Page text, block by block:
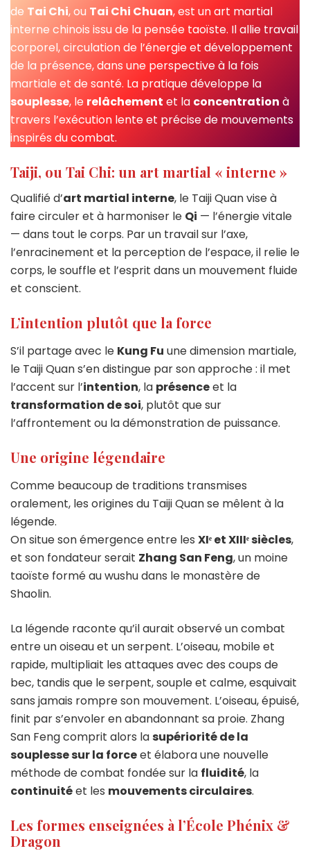
de Tai Chi, ou Tai Chi Chuan, est un art martial
interne chinois issu de la pensée taoïste. Il allie travail
corporel, circulation de l’énergie et développement
de la présence, dans une perspective à la fois
martiale et de santé. La pratique développe la
souplesse, le relâchement et la concentration à
travers l’exécution lente et précise de mouvements
inspirés du combat.
Taiji, ou Tai Chi: un art martial « interne »
Qualifié d’art martial interne, le Taiji Quan vise à
faire circuler et à harmoniser le Qi — l’énergie vitale
— dans tout le corps. Par un travail sur l’axe,
l’enracinement et la perception de l’espace, il relie le
corps, le souffle et l’esprit dans un mouvement fluide
et conscient.
L’intention plutôt que la force
S’il partage avec le Kung Fu une dimension martiale,
le Taiji Quan s’en distingue par son approche : il met
l’accent sur l’intention, la présenceet la
transformation de soi, plutôt que sur
l’affrontement ou la démonstration de puissance.
Une origine légendaire
Comme beaucoup de traditions transmises
oralement, les origines du Taiji Quan se mêlent à la
légende.
On situe son émergence entre les XIᵉ et XIIIᵉ siècles,
et son fondateur serait Zhang San Feng, un moine
taoïste formé au wushu dans le monastère de
Shaolin.
La légende raconte qu’il aurait observé un combat
entre un oiseau et un serpent. L’oiseau, mobile et
rapide, multipliait les attaques avec des coups de
bec, tandis que le serpent, souple et calme, esquivait
sans jamais rompre son mouvement. L’oiseau, épuisé,
finit par s’envoler en abandonnant sa proie. Zhang
San Feng comprit alors lasupériorité de la
souplesse sur la forceet élabora une nouvelle
méthode de combat fondée sur la fluidité, la
continuitéet les mouvements circulaires.
Les formes enseignées à l’École Phénix &
Dragon